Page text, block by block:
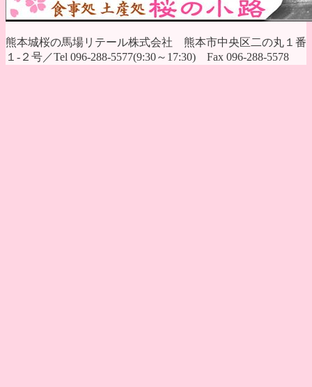
熊本城桜の馬場リテール株式会社 熊本市中央区二の丸１番
１-２号／Tel 096-288-5577(9:30～17:30) Fax 096-288-5578